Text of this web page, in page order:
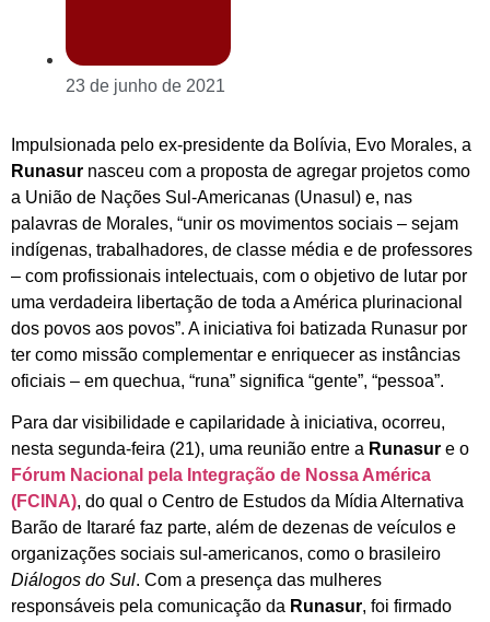
23 de junho de 2021
Impulsionada pelo ex-presidente da Bolívia, Evo Morales, a
Runasur nasceu com a proposta de agregar projetos como
a União de Nações Sul-Americanas (Unasul) e, nas
palavras de Morales, “unir os movimentos sociais – sejam
indígenas, trabalhadores, de classe média e de professores
– com profissionais intelectuais, com o objetivo de lutar por
uma verdadeira libertação de toda a América plurinacional
dos povos aos povos”. A iniciativa foi batizada Runasur por
ter como missão complementar e enriquecer as instâncias
oficiais – em quechua, “runa” significa “gente”, “pessoa”.
Para dar visibilidade e capilaridade à iniciativa, ocorreu,
nesta segunda-feira (21), uma reunião entre a Runasur e o
Fórum Nacional pela Integração de Nossa América
(FCINA), do qual o Centro de Estudos da Mídia Alternativa
Barão de Itararé faz parte, além de dezenas de veículos e
organizações sociais sul-americanos, como o brasileiro
Diálogos do Sul. Com a presença das mulheres
responsáveis pela comunicação da Runasur, foi firmado